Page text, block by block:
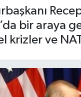
bir araya
krizler ve